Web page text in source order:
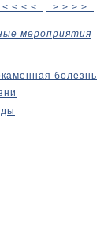
< < < < > > > >
мероприятия
болезнь